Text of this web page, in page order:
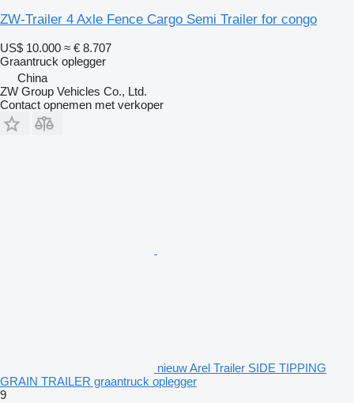
ZW-Trailer 4 Axle Fence Cargo Semi Trailer for congo
US$ 10.000 ≈ € 8.707
Graantruck oplegger
China
ZW Group Vehicles Co., Ltd.
Contact opnemen met verkoper
nieuw Arel Trailer SIDE TIPPING
GRAIN TRAILER graantruck oplegger
9